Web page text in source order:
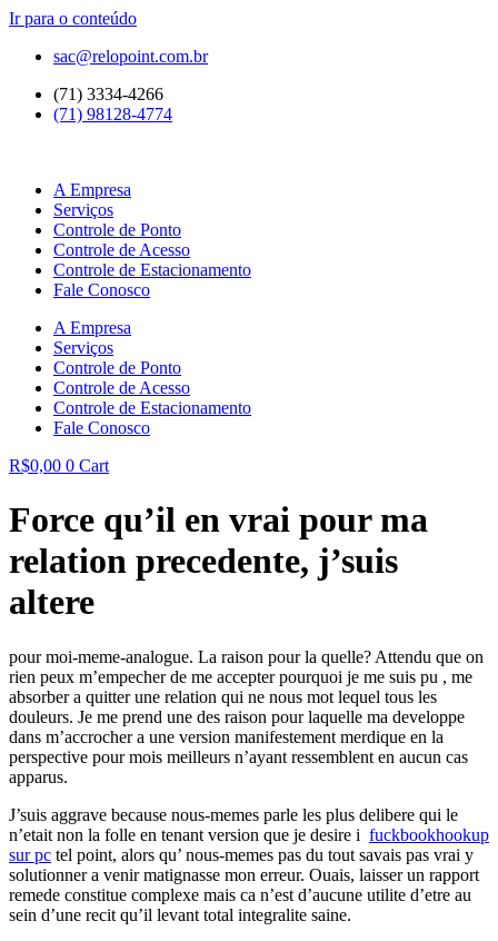
Ir para o conteúdo
sac@relopoint.com.br
(71) 3334-4266
(71) 98128-4774
A Empresa
Serviços
Controle de Ponto
Controle de Acesso
Controle de Estacionamento
Fale Conosco
A Empresa
Serviços
Controle de Ponto
Controle de Acesso
Controle de Estacionamento
Fale Conosco
R$0,00 0 Cart
Force qu’il en vrai pour ma
relation precedente, j’suis
altere
pour moi-meme-analogue. La raison pour la quelle? Attendu que on
rien peux m’empecher de me accepter pourquoi je me suis pu , me
absorber a quitter une relation qui ne nous mot lequel tous les
douleurs. Je me prend une des raison pour laquelle ma developpe
dans m’accrocher a une version manifestement merdique en la
perspective pour mois meilleurs n’ayant ressemblent en aucun cas
apparus.
J’suis aggrave because nous-memes parle les plus delibere qui le
n’etait non la folle en tenant version que je desire i fuckbookhookup
sur pc tel point, alors qu’ nous-memes pas du tout savais pas vrai y
solutionner a venir matignasse mon erreur. Ouais, laisser un rapport
remede constitue complexe mais ca n’est d’aucune utilite d’etre au
sein d’une recit qu’il levant total integralite saine.